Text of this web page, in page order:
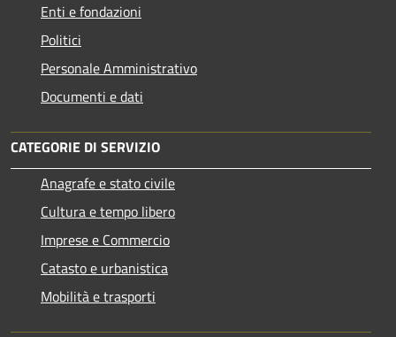
Enti e fondazioni
Politici
Personale Amministrativo
Documenti e dati
CATEGORIE DI SERVIZIO
Anagrafe e stato civile
Cultura e tempo libero
Imprese e Commercio
Catasto e urbanistica
Mobilità e trasporti